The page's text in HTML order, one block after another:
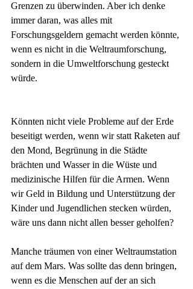
Grenzen zu überwinden. Aber ich denke
immer daran, was alles mit
Forschungsgeldern gemacht werden könnte,
wenn es nicht in die Weltraumforschung,
sondern in die Umweltforschung gesteckt
würde.
Könnten nicht viele Probleme auf der Erde
beseitigt werden, wenn wir statt Raketen auf
den Mond, Begrünung in die Städte
brächten und Wasser in die Wüste und
medizinische Hilfen für die Armen. Wenn
wir Geld in Bildung und Unterstützung der
Kinder und Jugendlichen stecken würden,
wäre uns dann nicht allen besser geholfen?
Manche träumen von einer Weltraumstation
auf dem Mars. Was sollte das denn bringen,
wenn es die Menschen auf der an sich